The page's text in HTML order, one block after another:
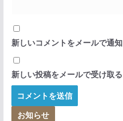
新しいコメントをメールで通知
新しい投稿をメールで受け取る
お知らせ